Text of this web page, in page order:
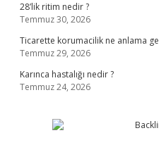
28’lik ritim nedir ?
Temmuz 30, 2026
Ticarette korumacilik ne anlama
Temmuz 29, 2026
Karınca hastalığı nedir ?
Temmuz 24, 2026